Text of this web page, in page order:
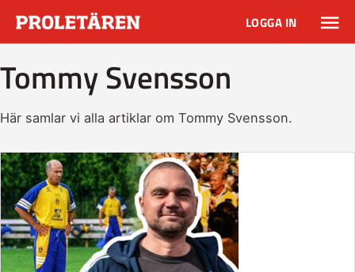
LOGGA IN
Tommy Svensson
Här samlar vi alla artiklar om Tommy Svensson.